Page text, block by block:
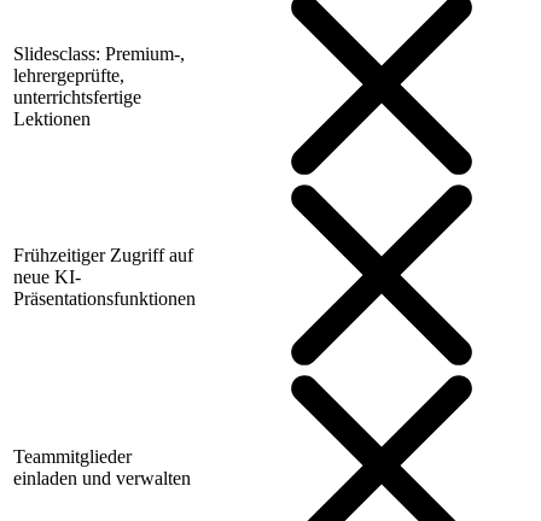
Slidesclass: Premium-,
lehrergeprüfte,
unterrichtsfertige
Lektionen
Frühzeitiger Zugriff auf
neue KI-
Präsentationsfunktionen
Teammitglieder
einladen und verwalten